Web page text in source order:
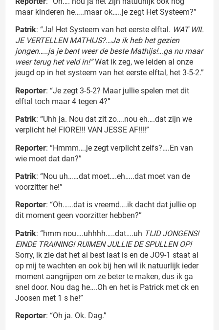
maar kinderen he…..maar ok…..je zegt Het Systeem?”
Patrik: “Ja! Het Systeem van het eerste elftal. WAT WIL
JE VERTELLEN MATHIJS?…Ja ik heb het gezien
jongen…..ja je bent weer de beste Mathijs!…ga nu maar
weer terug het veld in!”Wat ik zeg, we leiden al onze
jeugd op in het systeem van het eerste elftal, het 3-5-2.”
Reporter: “Je zegt 3-5-2? Maar jullie spelen met dit
elftal toch maar 4 tegen 4?”
Patrik: “Uhh ja. Nou dat zit zo….nou eh….dat zijn we
verplicht he! FIORE!!! VAN JESSE AF!!!!”
Reporter: “Hmmm….je zegt verplicht zelfs?….En van
wie moet dat dan?”
Patrik: “Nou uh……dat moet….eh…..dat moet van de
voorzitter he!”
Reporter: “Oh……dat is vreemd….ik dacht dat jullie op
dit moment geen voorzitter hebben?”
Patrik: “hmm nou….uhhhh…..dat….uh TIJD JONGENS!
EINDE TRAINING! RUIMEN JULLIE DE SPULLEN OP!
Sorry, ik zie dat het al best laat is en de JO9-1 staat al
op mij te wachten en ook bij hen wil ik natuurlijk ieder
moment aangrijpen om ze beter te maken, dus ik ga
snel door. Nou dag he….Oh en het is Patrick met ck en
Joosen met 1 s he!”
Reporter: “Oh ja. Ok. Dag.”